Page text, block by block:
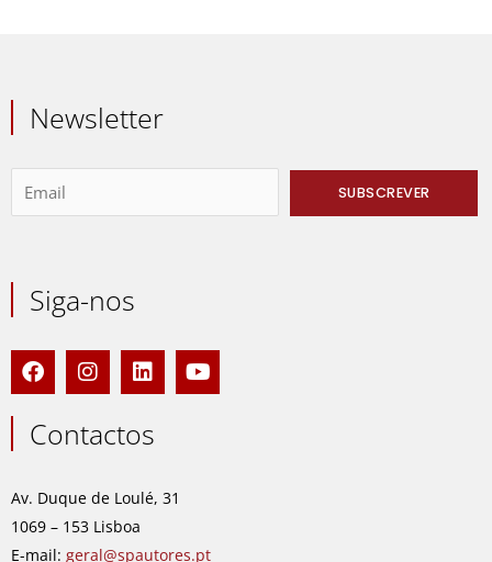
Newsletter
Siga-nos
F
a
c
e
b
o
k
I
n
s
t
a
r
a
m
L
i
n
k
e
i
n
Y
o
u
Contactos
Av. Duque de Loulé, 31
1069 – 153 Lisboa
E-mail: geral@spautores.pt